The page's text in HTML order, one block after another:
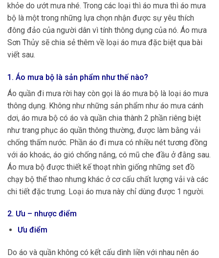
khỏe do ướt mưa nhé. Trong các loại thì áo mưa thì áo mưa
bộ là một trong những lựa chọn nhận được sự yêu thích
đông đảo của người dân vì tính thông dụng của nó. Áo mưa
Sơn Thủy sẽ chia sẻ thêm về loại áo mưa đặc biệt qua bài
viết sau.
1. Áo mưa bộ là sản phẩm như thế nào?
Áo quần đi mưa rời hay còn gọi là áo mưa bộ là loại áo mưa
thông dụng. Không như những sản phẩm như áo mưa cánh
dơi, áo mưa bộ có áo và quần chia thành 2 phần riêng biệt
như trang phục áo quần thông thường, được làm bằng vải
chống thấm nước. Phần áo đi mưa có nhiều nét tương đồng
với áo khoác, áo gió chống nắng, có mũ che đầu ở đằng sau.
Áo mưa bộ được thiết kế thoạt nhìn giống những set đồ
chạy bộ thể thao nhưng khác ở cơ cấu chất lượng vải và các
chi tiết đặc trưng. Loại áo mưa này chỉ dùng được 1 người.
2. Ưu – nhược điểm
Ưu điểm
Do áo và quần không có kết cấu dình liền với nhau nên áo